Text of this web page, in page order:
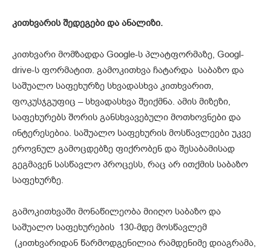
კითხვარის შედეგები და ანალიზი.
კითხვარი მომზადდა Google-ს პლატფორმაზე, Googl-
drive-ს ფორმატით. გამოკითხვა ჩატარდა საბაზო და
საშუალო საფეხურზე სხვადასხვა კითხვარით,
ფოკუსჯგუფიც – სხვადასხვა შეიქმნა. ამის მიზეზი,
საფეხურებს შორის განსხვავებული მოთხოვნები და
ინტერესებია. საშუალო საფეხურის მოსწავლეები უკვე
ეროვნულ გამოცდებზე ფიქრობენ და შესაბამისად
გეგმავენ სასწავლო პროცესს, რაც არ ითქმის საბაზო
საფეხურზე.
გამოკითხვაში მონაწილეობა მიიღო საბაზო და
საშუალო საფეხურების 130-მდე მოსწავლემ
(კითხვარიდან წარმოდგენილია რამდენიმე დიაგრამა,